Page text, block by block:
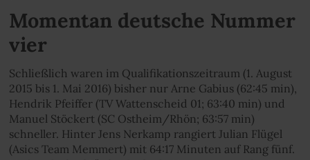
Momentan deutsche Nummer
vier
Schließlich waren im Qualifikationszeitraum (1. August
2015 bis 1. Mai 2016) bisher nur Arne Gabius (62:45 min),
Hendrik Pfeiffer (TV Wattenscheid 01; 63:40 min) und
Manuel Stöckert (SC Ostheim/Rhön; 63:57 min)
schneller. Hinter Jens Nerkamp rangiert Julian Flügel
(Asics Team Memmert) mit 64:17 Minuten auf Rang fünf.